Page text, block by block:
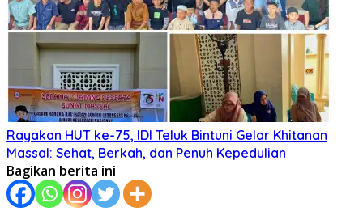
Rayakan HUT ke-75, IDI Teluk Bintuni Gelar Khitanan
Massal: Sehat, Berkah, dan Penuh Kepedulian
Bagikan berita ini